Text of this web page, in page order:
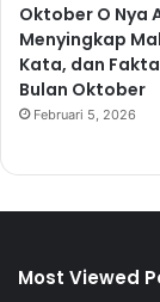
Oktober O Nya
Menyingkap
Kata, dan
Bulan Oktober
Februari 5, 2026
Most Viewed